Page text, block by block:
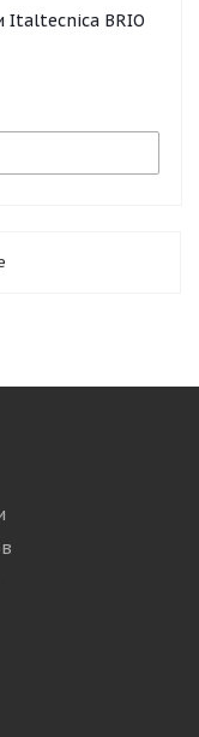
Italtecnica BRIO